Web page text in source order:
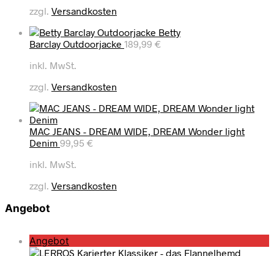
zzgl. Versandkosten
Betty
Barclay Outdoorjacke 189,99 €
inkl. MwSt.
zzgl. Versandkosten
MAC JEANS - DREAM WIDE, DREAM Wonder light
Denim 99,95 €
inkl. MwSt.
zzgl. Versandkosten
Angebot
Angebot
r